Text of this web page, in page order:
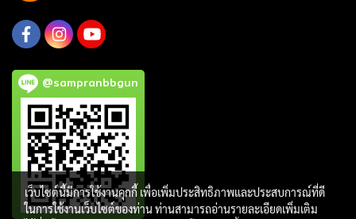
@sampranbbgun
เว็บไซต์นี้มีการใช้งานคุกกี้ เพื่อเพิ่มประสิทธิภาพและประสบการณ์ที่ดี
ในการใช้งานเว็บไซต์ของท่าน ท่านสามารถอ่านรายละเอียดเพิ่มเติม